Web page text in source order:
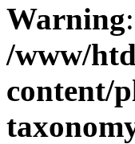
Warning
/www/
content/